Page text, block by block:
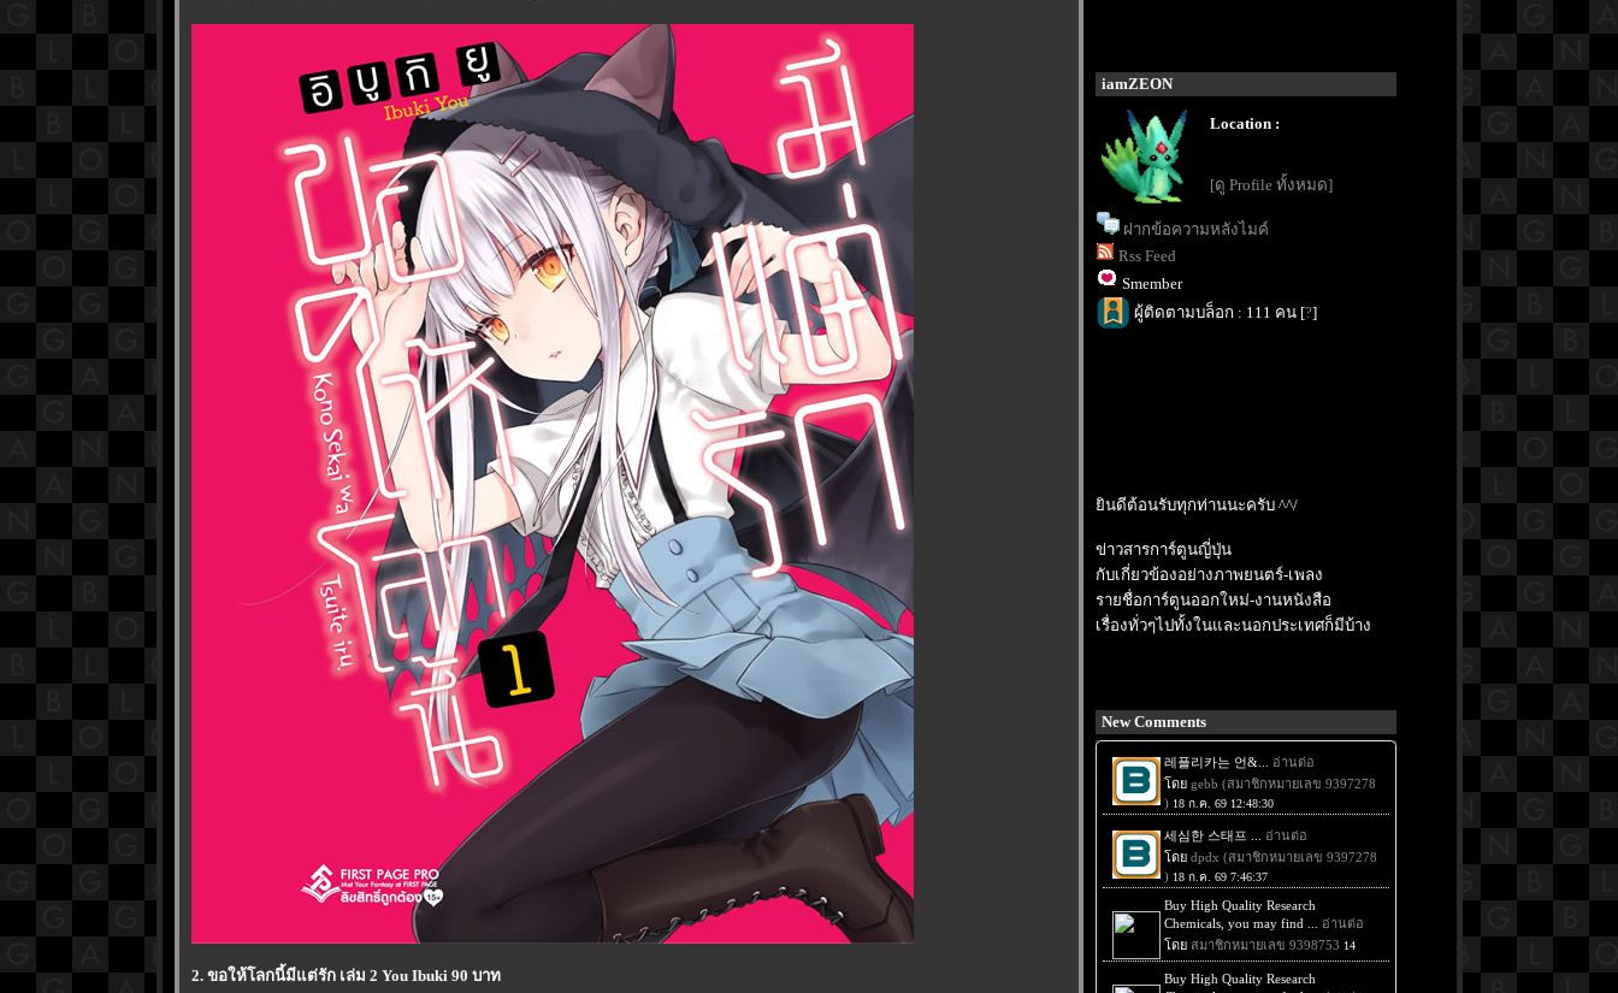
2. ขอให้โลกนี้มีแต่รัก เล่ม 2 You Ibuki 90 บาท
iamZEON
Location :
[ดู Profile ทั้งหมด]
ฝากข้อความหลังไมค์
Rss Feed
Smember
ผู้ติดตามบล็อก : 111 คน [?]
ินดีต้อนรับทุกท่านนะครับ ^^/
ข่าวสารการ์ตูนญี่ปุ่น
กับเกี่ยวข้องอย่างภาพยนตร์-เพลง
รายชื่อการ์ตูนออกใหม่-งานหนังสือ
เรื่องทั่วๆไปทั้งในและนอกประเทศก็มีบ้าง
New Comments